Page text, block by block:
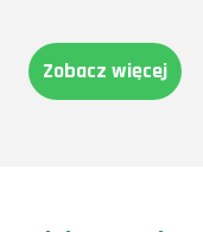
Zobacz więcej